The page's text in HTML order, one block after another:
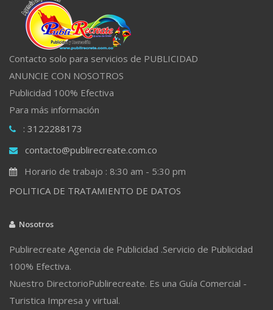
Contacto solo para servicios de PUBLICIDAD
ANUNCIE CON NOSOTROS
Publicidad 100% Efectiva
Para más información
: 3122288173
contacto@publirecreate.com.co
Horario de trabajo : 8:30 am - 5:30 pm
POLITICA DE TRATAMIENTO DE DATOS
Nosotros
Publirecreate Agencia de Publicidad .Servicio de Publicidad
100% Efectiva.
Nuestro DirectorioPublirecreate. Es una Guía Comercial -
Turistica Impresa y virtual.